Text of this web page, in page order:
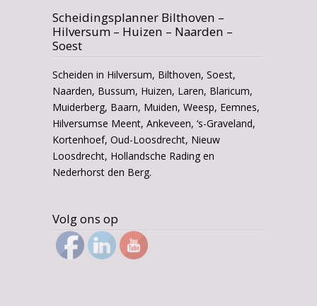
Scheidingsplanner Bilthoven –
Hilversum – Huizen – Naarden –
Soest
Scheiden in Hilversum, Bilthoven, Soest,
Naarden, Bussum, Huizen, Laren, Blaricum,
Muiderberg, Baarn, Muiden, Weesp, Eemnes,
Hilversumse Meent, Ankeveen, ‘s-Graveland,
Kortenhoef, Oud-Loosdrecht, Nieuw
Loosdrecht, Hollandsche Rading en
Nederhorst den Berg.
Volg ons op